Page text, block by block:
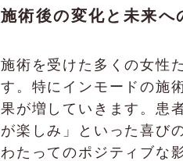
施術後の変化と未来へ
施術を受けた多くの女性
す。特にインモードの施
果が増していきます。患
が楽しみ」といった喜び
わたってのポジティブな